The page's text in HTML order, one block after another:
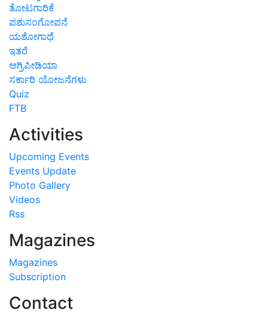
ತೋಟಗಾರಿಕೆ
ಪಶುಸಂಗೋಪನೆ
ಯಶೋಗಾಥೆ
ಇತರೆ
ಅಗ್ರಿಪೀಡಿಯಾ
ಸರ್ಕಾರಿ ಯೋಜನೆಗಳು
Quiz
FTB
Activities
Upcoming Events
Events Update
Photo Gallery
Videos
Rss
Magazines
Magazines
Subscription
Contact